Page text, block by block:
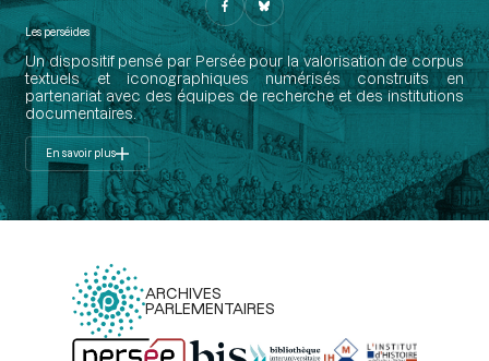
Les perséides
Un dispositif pensé par Persée pour la valorisation de corpus
textuels et iconographiques numérisés construits en
partenariat avec des équipes de recherche et des institutions
documentaires.
En savoir plus
ARCHIVES
PARLEMENTAIRES